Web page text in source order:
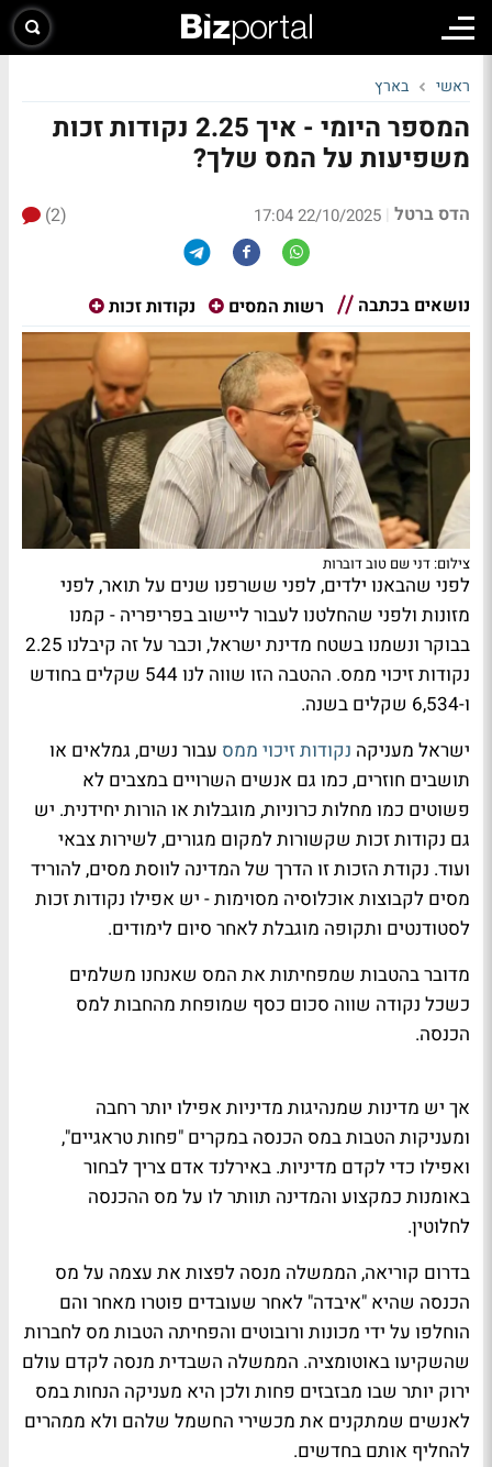
ראשי בארץ
המספר היומי - איך 2.25 נקודות זכות
משפיעות על המס שלך?
הדס ברטל |
22/10/2025 17:04
(2)
נושאים בכתבה רשות המסים נקודות זכות
צילום: דני שם טוב דוברות
לפני שהבאנו ילדים, לפני ששרפנו שנים על תואר, לפני
מזונות ולפני שהחלטנו לעבור ליישוב בפריפריה - קמנו
בבוקר ונשמנו בשטח מדינת ישראל, וכבר על זה קיבלנו 2.25
נקודות זיכוי ממס. ההטבה הזו שווה לנו 544 שקלים בחודש
ו-6,534 שקלים בשנה.
ישראל מעניקה נקודות זיכוי ממס עבור נשים, גמלאים או
תושבים חוזרים, כמו גם אנשים השרויים במצבים לא
פשוטים כמו מחלות כרוניות, מוגבלות או הורות יחידנית. יש
גם נקודות זכות שקשורות למקום מגורים, לשירות צבאי
ועוד. נקודת הזכות זו הדרך של המדינה לווסת מסים, להוריד
מסים לקבוצות אוכלוסיה מסוימות - יש אפילו נקודות זכות
לסטודנטים ותקופה מוגבלת לאחר סיום לימודים.
מדובר בהטבות שמפחיתות את המס שאנחנו משלמים
כשכל נקודה שווה סכום כסף שמופחת מהחבות למס
הכנסה.
אך יש מדינות שמנהיגות מדיניות אפילו יותר רחבה
ומעניקות הטבות במס הכנסה במקרים "פחות טראגיים",
ואפילו כדי לקדם מדיניות. באירלנד אדם צריך לבחור
באומנות כמקצוע והמדינה תוותר לו על מס ההכנסה
לחלוטין.
בדרום קוריאה, הממשלה מנסה לפצות את עצמה על מס
הכנסה שהיא "איבדה" לאחר שעובדים פוטרו מאחר והם
הוחלפו על ידי מכונות ורובוטים והפחיתה הטבות מס לחברות
שהשקיעו באוטומציה. הממשלה השבדית מנסה לקדם עולם
ירוק יותר שבו מבזבזים פחות ולכן היא מעניקה הנחות במס
לאנשים שמתקנים את מכשירי החשמל שלהם ולא ממהרים
להחליף אותם בחדשים.